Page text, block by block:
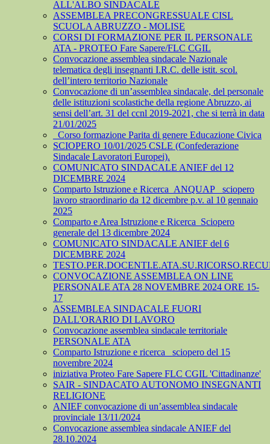
ALL'ALBO SINDACALE
ASSEMBLEA PRECONGRESSUALE CISL
SCUOLA ABRUZZO - MOLISE
CORSI DI FORMAZIONE PER IL PERSONALE
ATA - PROTEO Fare Sapere/FLC CGIL
Convocazione assemblea sindacale Nazionale
telematica degli insegnanti I.R.C. delle istit. scol.
dell’intero territorio Nazionale
Convocazione di un’assemblea sindacale, del personale
delle istituzioni scolastiche della regione Abruzzo, ai
sensi dell’art. 31 del ccnl 2019-2021, che si terrà in data
21/01/2025
_Corso formazione Parita di genere Educazione Civica
SCIOPERO 10/01/2025 CSLE (Confederazione
Sindacale Lavoratori Europei).
COMUNICATO SINDACALE ANIEF del 12
DICEMBRE 2024
Comparto Istruzione e Ricerca_ANQUAP_ sciopero
lavoro straordinario da 12 dicembre p.v. al 10 gennaio
2025
Comparto e Area Istruzione e Ricerca_Sciopero
generale del 13 dicembre 2024
COMUNICATO SINDACALE ANIEF del 6
DICEMBRE 2024
CONVOCAZIONE ASSEMBLEA ON LINE
PERSONALE ATA 28 NOVEMBRE 2024 ORE 15-
17
ASSEMBLEA SINDACALE FUORI
DALL'ORARIO DI LAVORO
Convocazione assemblea sindacale territoriale
PERSONALE ATA
Comparto Istruzione e ricerca_ sciopero del 15
novembre 2024
iniziativa Proteo Fare Sapere FLC CGIL 'Cittadinanze'
SAIR - SINDACATO AUTONOMO INSEGNANTI
RELIGIONE
ANIEF convocazione di un’assemblea sindacale
provinciale 13/11/2024
Convocazione assemblea sindacale ANIEF del
28.10.2024